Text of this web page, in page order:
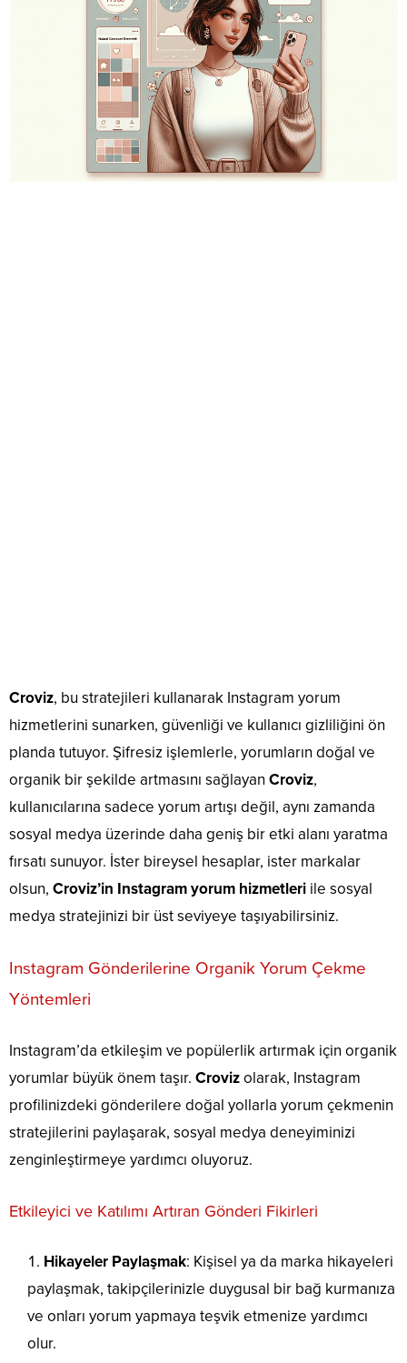
Croviz, bu stratejileri kullanarak Instagram yorum
hizmetlerini sunarken, güvenliği ve kullanıcı gizliliğini ön
planda tutuyor. Şifresiz işlemlerle, yorumların doğal ve
organik bir şekilde artmasını sağlayan Croviz,
kullanıcılarına sadece yorum artışı değil, aynı zamanda
sosyal medya üzerinde daha geniş bir etki alanı yaratma
fırsatı sunuyor. İster bireysel hesaplar, ister markalar
olsun, Croviz’in Instagram yorum hizmetleri ile sosyal
medya stratejinizi bir üst seviyeye taşıyabilirsiniz.
Instagram Gönderilerine Organik Yorum Çekme
Yöntemleri
Instagram’da etkileşim ve popülerlik artırmak için organik
yorumlar büyük önem taşır. Crovizolarak, Instagram
profilinizdeki gönderilere doğal yollarla yorum çekmenin
stratejilerini paylaşarak, sosyal medya deneyiminizi
zenginleştirmeye yardımcı oluyoruz.
Etkileyici ve Katılımı Artıran Gönderi Fikirleri
Hikayeler Paylaşmak: Kişisel ya da marka hikayeleri
paylaşmak, takipçilerinizle duygusal bir bağ kurmanıza
ve onları yorum yapmaya teşvik etmenize yardımcı
olur.